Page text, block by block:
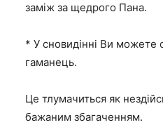
заміж за щедрого Пана.
* У сновидінні Ви можете
гаманець.
Це тлумачиться як
бажаним збагаченням.